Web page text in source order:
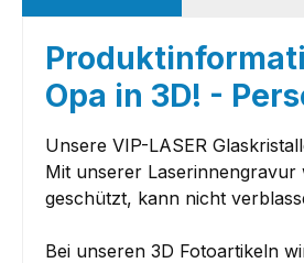
Opa in 3D! -
Unsere VIP-LASER
Mit unserer Laserinnengravur
geschützt, kann nicht
Bei unseren 3D Fotoartikeln